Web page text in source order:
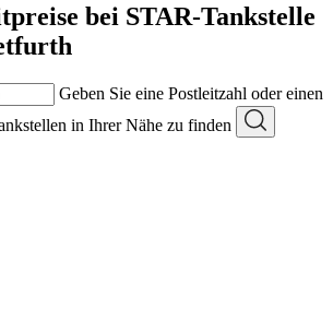
bei STAR-Tankstelle
Geben Sie eine Postleitzahl oder einen
in Ihrer Nähe zu finden